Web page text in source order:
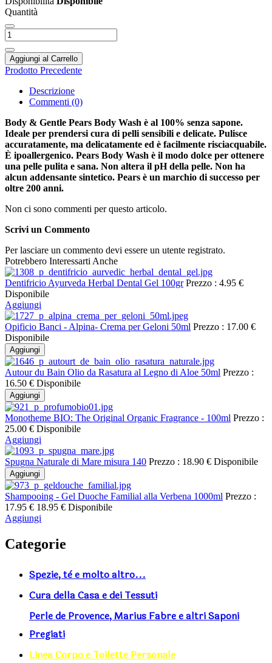
Quantità
Aggiungi al Carrello
Prodotto Precedente
Descrizione
Commenti (0)
Body & Gentle Pears Body Wash è al 100% senza sapone.
Ideale per prendersi cura di pelli sensibili e delicate. Pulisce
accuratamente, ma delicatamente ed è facilmente risciacquabile.
È ipoallergenico. Pears Body Wash è il modo dolce per ottenere
una pelle pulita e sana. Non altera il pH della pelle. Non ha
alcun addensante sintetico. Pears è un marchio di successo per
oltre 200 anni.
Non ci sono commenti per questo articolo.
Scrivi un Commento
Per lasciare un commento devi essere un utente registrato.
Potrebbero Interessarti Anche
Dentifricio Ayurveda Herbal Dental Gel 100gr Prezzo : 4.95 €
Disponibile
Aggiungi
Opificio Banci - Alpina- Crema per Geloni 50ml Prezzo : 17.00 €
Disponibile
Aggiungi
Autour du Bain Olio da Rasatura al Legno di Aloe 50ml Prezzo :
16.50 € Disponibile
Aggiungi
Monotheme BIO: The Original Organic Fragrance - 100ml Prezzo :
25.00 € Disponibile
Aggiungi
Spugna Naturale di Mare misura 140 Prezzo : 18.90 € Disponibile
Aggiungi
Shampooing - Gel Duoche Familial alla Verbena 1000ml Prezzo :
17.95 € 18.95 € Disponibile
Aggiungi
Categorie
Spezie, tè e molto altro...
Cura della Casa e dei Tessuti
Perle de Provence, Marius Fabre e altri Saponi
Pregiati
Linea Corpo e Toilette Personale